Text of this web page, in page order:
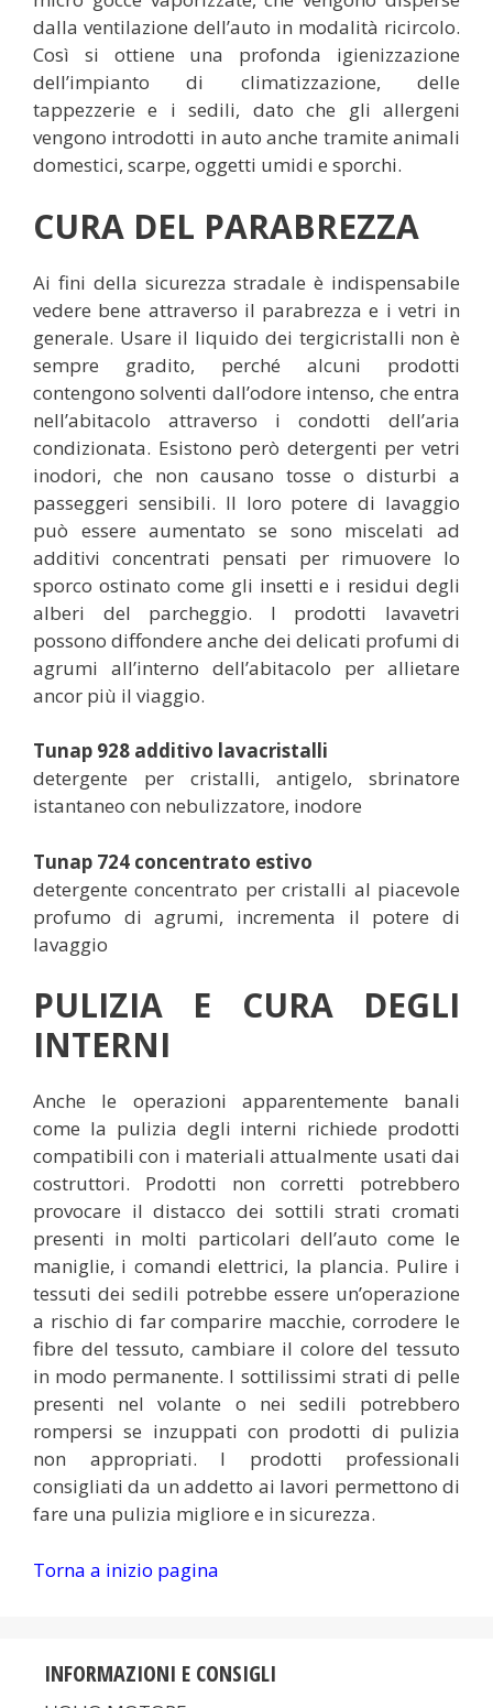
dalla ventilazione dell’auto in modalità ricircolo.
Così si ottiene una profonda igienizzazione
dell’impianto di climatizzazione, delle
tappezzerie e i sedili, dato che gli allergeni
vengono introdotti in auto anche tramite animali
domestici, scarpe, oggetti umidi e sporchi.
CURA DEL PARABREZZA
Ai fini della sicurezza stradale è indispensabile
vedere bene attraverso il parabrezza e i vetri in
generale. Usare il liquido dei tergicristalli non è
sempre gradito, perché alcuni prodotti
contengono solventi dall’odore intenso, che entra
nell’abitacolo attraverso i condotti dell’aria
condizionata. Esistono però detergenti per vetri
inodori, che non causano tosse o disturbi a
passeggeri sensibili. Il loro potere di lavaggio
può essere aumentato se sono miscelati ad
additivi concentrati pensati per rimuovere lo
sporco ostinato come gli insetti e i residui degli
alberi del parcheggio. I prodotti lavavetri
possono diffondere anche dei delicati profumi di
agrumi all’interno dell’abitacolo per allietare
ancor più il viaggio.
Tunap 928 additivo lavacristalli
detergente per cristalli, antigelo, sbrinatore
istantaneo con nebulizzatore, inodore
Tunap 724 concentrato estivo
detergente concentrato per cristalli al piacevole
profumo di agrumi, incrementa il potere di
lavaggio
PULIZIA E CURA DEGLI
INTERNI
Anche le operazioni apparentemente banali
come la pulizia degli interni richiede prodotti
compatibili con i materiali attualmente usati dai
costruttori. Prodotti non corretti potrebbero
provocare il distacco dei sottili strati cromati
presenti in molti particolari dell’auto come le
maniglie, i comandi elettrici, la plancia. Pulire i
tessuti dei sedili potrebbe essere un’operazione
a rischio di far comparire macchie, corrodere le
fibre del tessuto, cambiare il colore del tessuto
in modo permanente. I sottilissimi strati di pelle
presenti nel volante o nei sedili potrebbero
rompersi se inzuppati con prodotti di pulizia
non appropriati. I prodotti professionali
consigliati da un addetto ai lavori permettono di
fare una pulizia migliore e in sicurezza.
Torna a inizio pagina
INFORMAZIONI E CONSIGLI